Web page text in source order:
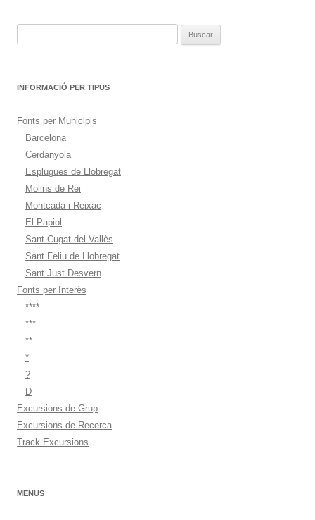
INFORMACIÓ PER TIPUS
Fonts per Municipis
Barcelona
Cerdanyola
Esplugues de Llobregat
Molins de Rei
Montcada i Reixac
El Papiol
Sant Cugat del Vallès
Sant Feliu de Llobregat
Sant Just Desvern
Fonts per Interès
****
***
**
*
?
D
Excursions de Grup
Excursions de Recerca
Track Excursions
MENUS